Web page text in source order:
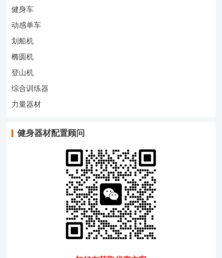
健身车
动感单车
划船机
椭圆机
登山机
综合训练器
力量器材
健身器材配置顾问